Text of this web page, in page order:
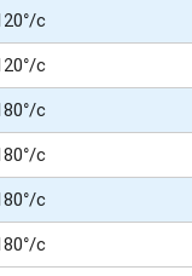
с
с
с
с
с
с